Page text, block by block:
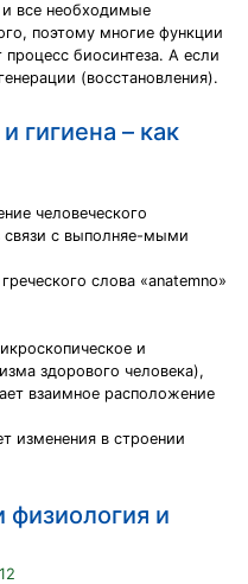
все необходимые
поэтому многие функции
биосинтеза. А если
(восстановления).
гигиена – как
человеческого
связи с выполняе-мыми
слова «anatemno»
и
здорового человека),
взаимное расположение
изменения в строении
физиология и